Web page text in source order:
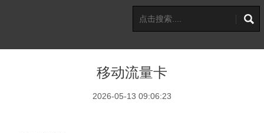
移动流量卡
2026-05-13 09:06:23